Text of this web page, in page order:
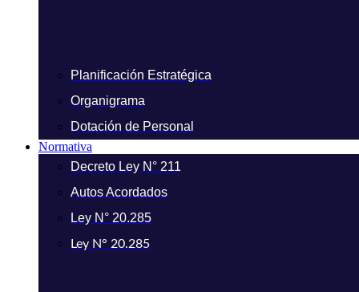
Planificación Estratégica
Organigrama
Dotación de Personal
Normativa
Decreto Ley N° 211
Autos Acordados
Ley N° 20.285
Ley N° 20.285